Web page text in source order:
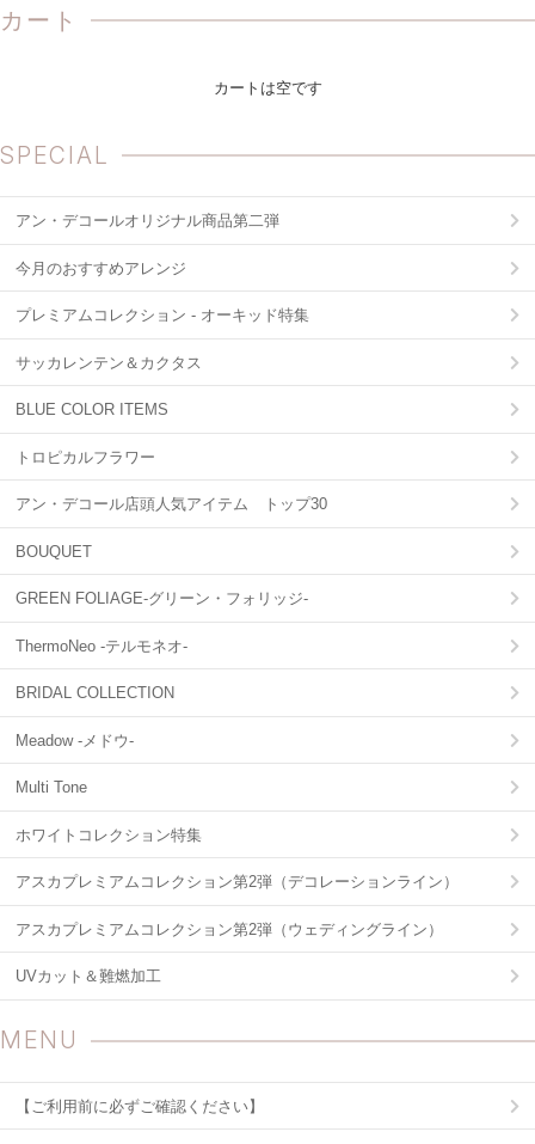
カート
カートは空です
SPECIAL
アン・デコールオリジナル商品第二弾
今月のおすすめアレンジ
プレミアムコレクション - オーキッド特集
サッカレンテン＆カクタス
BLUE COLOR ITEMS
トロピカルフラワー
アン・デコール店頭人気アイテム トップ30
BOUQUET
GREEN FOLIAGE-グリーン・フォリッジ-
ThermoNeo -テルモネオ-
BRIDAL COLLECTION
Meadow -メドウ-
Multi Tone
ホワイトコレクション特集
アスカプレミアムコレクション第2弾（デコレーションライン）
アスカプレミアムコレクション第2弾（ウェディングライン）
UVカット＆難燃加工
MENU
【ご利用前に必ずご確認ください】